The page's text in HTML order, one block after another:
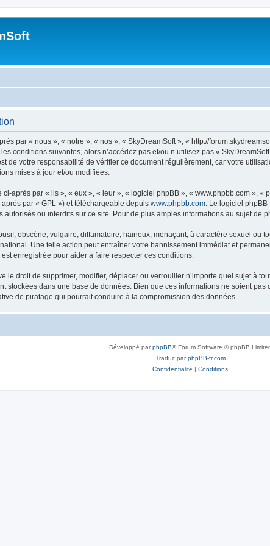
par « nous », « notre », « nos », « SkyDreamSoft », « http://
conditions suivantes, alors n’accédez pas et/ou n’utilisez pas «
de votre responsabilité de vérifier ce document régulièrement, car votre
mises à jour et/ou modifiées.
après par « ils », « eux », « leur », « logiciel phpBB », « www.phpbb.com »,
par « GPL ») et téléchargeable depuis www.phpbb.com . Le logiciel
ou interdits sur ce site. Pour de plus amples informations au sujet de
obscène, vulgaire, diffamatoire, haineux, menaçant, à caractère sexuel ou
Une telle action peut entraîner votre bannissement immédiat et
enregistrée pour aider à faire respecter ces conditions.
le droit de supprimer, modifier, déplacer ou verrouiller n’importe quel sujet à
stockées dans une base de données. Bien que ces informations ne soient
de piratage qui pourrait conduire à la compromission des données.
Développé parphpBB® Forum Software © phpBB
Traduit parphpBB-fr.com
Confidentialité | Conditions